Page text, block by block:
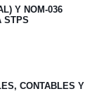
Y NOM-036
STPS
CONTABLES Y